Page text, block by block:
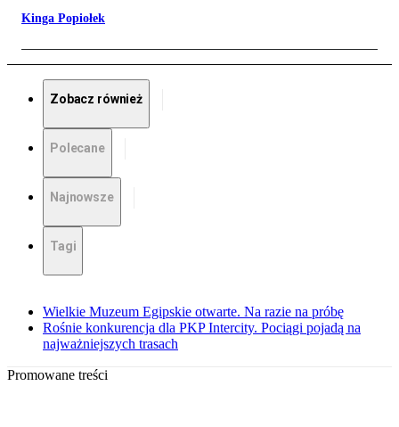
Kinga Popiołek
Zobacz również
Polecane
Najnowsze
Tagi
Wielkie Muzeum Egipskie otwarte. Na razie na próbę
Rośnie konkurencja dla PKP Intercity. Pociągi pojadą na
najważniejszych trasach
Promowane treści